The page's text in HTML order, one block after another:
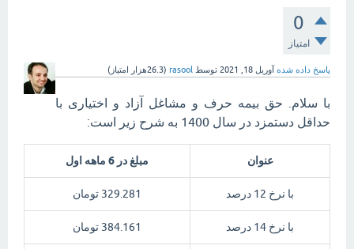
0
امتیاز
پاسخ داده شده آوریل 18, 2021 توسط rasool
(26.3هزار امتیاز)
با سلام. حق بیمه حرف و مشاغل آزاد و اختیاری با
حداقل دستمزد در سال 1400 به شرح زیر است:
عنوان مبلغ در 6 ماهه اول
با نرخ 12 درصد 329.281 تومان
با نرخ 14 درصد 384.161 تومان